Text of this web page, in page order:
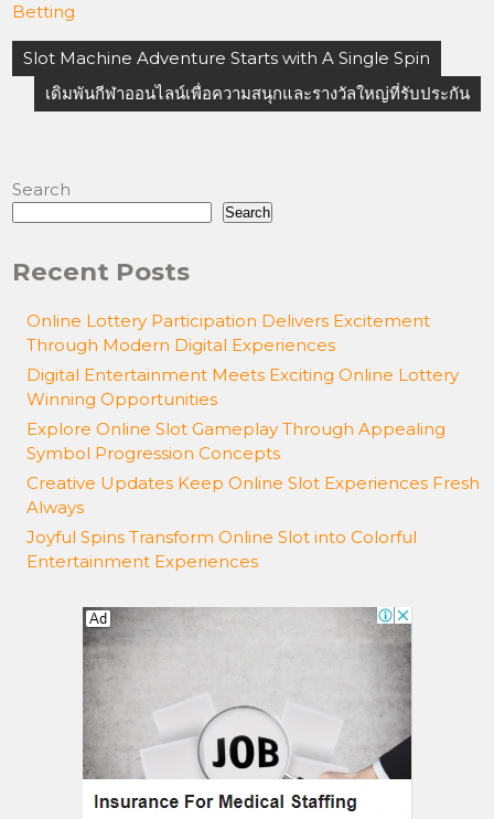
Betting
Post
navigation
Slot Machine Adventure Starts with A Single Spin
เดิมพันกีฬาออนไลน์เพื่อความสนุกและรางวัลใหญ่ที่รับประกัน
Search
Search
Recent Posts
Online Lottery Participation Delivers Excitement
Through Modern Digital Experiences
Digital Entertainment Meets Exciting Online Lottery
Winning Opportunities
Explore Online Slot Gameplay Through Appealing
Symbol Progression Concepts
Creative Updates Keep Online Slot Experiences Fresh
Always
Joyful Spins Transform Online Slot into Colorful
Entertainment Experiences